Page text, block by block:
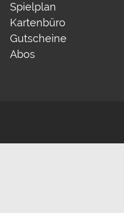
Spielplan
Kartenbüro
Gutscheine
Abos